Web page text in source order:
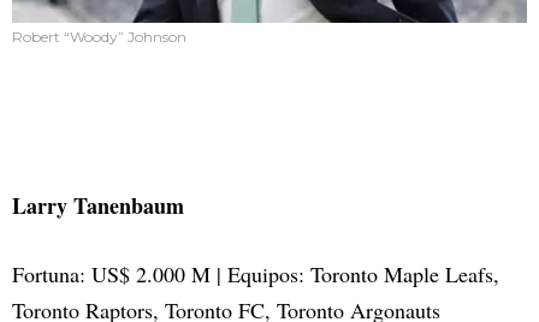
Robert “Woody” Johnson
Larry Tanenbaum
Fortuna: US$ 2.000 M | Equipos: Toronto Maple Leafs,
Toronto Raptors, Toronto FC, Toronto Argonauts